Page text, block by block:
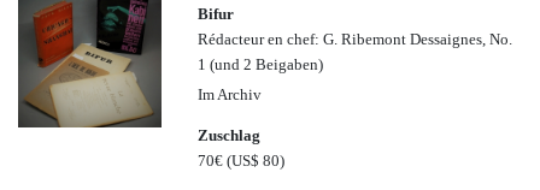
Bifur
Rédacteur en chef: G. Ribemont Dessaignes, No.
1 (und 2 Beigaben)
Im Archiv
Zuschlag
70€(US$ 80)